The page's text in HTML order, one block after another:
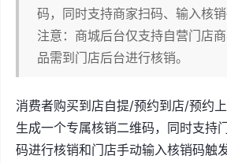
码，同时支持商家扫码、输入核销
注意：商城后台仅支持自营门店
品需到门店后台进行核销。
消费者购买到店自提/预约到店/预约
生成一个专属核销二维码，同时支持
码进行核销和门店手动输入核销码触